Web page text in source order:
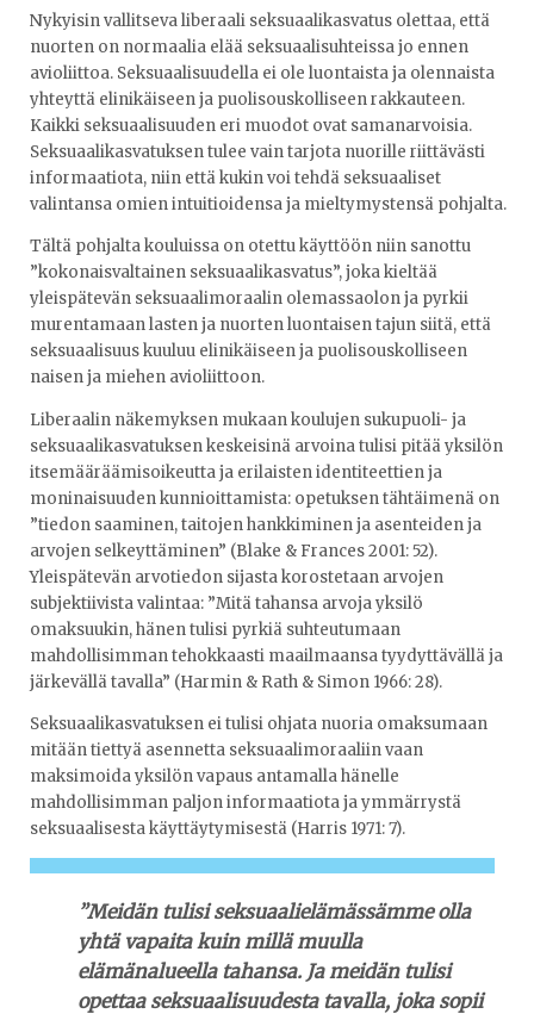
Nykyisin vallitseva liberaali seksuaalikasvatus olettaa, että
nuorten on normaalia elää seksuaalisuhteissa jo ennen
avioliittoa. Seksuaalisuudella ei ole luontaista ja olennaista
yhteyttä elinikäiseen ja puolisouskolliseen rakkauteen.
Kaikki seksuaalisuuden eri muodot ovat samanarvoisia.
Seksuaalikasvatuksen tulee vain tarjota nuorille riittävästi
informaatiota, niin että kukin voi tehdä seksuaaliset
valintansa omien intuitioidensa ja mieltymystensä pohjalta.
Tältä pohjalta kouluissa on otettu käyttöön niin sanottu
”kokonaisvaltainen seksuaalikasvatus”, joka kieltää
yleispätevän seksuaalimoraalin olemassaolon ja pyrkii
murentamaan lasten ja nuorten luontaisen tajun siitä, että
seksuaalisuus kuuluu elinikäiseen ja puolisouskolliseen
naisen ja miehen avioliittoon.
Liberaalin näkemyksen mukaan koulujen sukupuoli- ja
seksuaalikasvatuksen keskeisinä arvoina tulisi pitää yksilön
itsemääräämisoikeutta ja erilaisten identiteettien ja
moninaisuuden kunnioittamista: opetuksen tähtäimenä on
”tiedon saaminen, taitojen hankkiminen ja asenteiden ja
arvojen selkeyttäminen” (Blake & Frances 2001: 52).
Yleispätevän arvotiedon sijasta korostetaan arvojen
subjektiivista valintaa: ”Mitä tahansa arvoja yksilö
omaksuukin, hänen tulisi pyrkiä suhteutumaan
mahdollisimman tehokkaasti maailmaansa tyydyttävällä ja
järkevällä tavalla” (Harmin & Rath & Simon 1966: 28).
Seksuaalikasvatuksen ei tulisi ohjata nuoria omaksumaan
mitään tiettyä asennetta seksuaalimoraaliin vaan
maksimoida yksilön vapaus antamalla hänelle
mahdollisimman paljon informaatiota ja ymmärrystä
seksuaalisesta käyttäytymisestä (Harris 1971: 7).
”Meidän tulisi seksuaalielämässämme olla
yhtä vapaita kuin millä muulla
elämänalueella tahansa. Ja meidän tulisi
opettaa seksuaalisuudesta tavalla, joka sopii